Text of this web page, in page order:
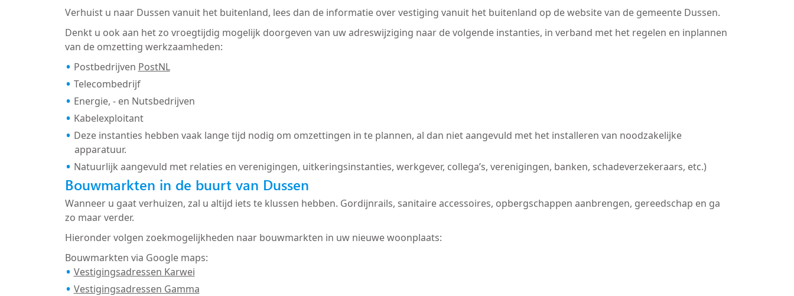
Verhuist u naar Dussen vanuit het buitenland, lees dan de informatie over vestiging vanuit het buitenland op de website van de gemeente Dussen.
Denkt u ook aan het zo vroegtijdig mogelijk doorgeven van uw adreswijziging naar de volgende instanties, in verband met het regelen en inplannen
van de omzetting werkzaamheden:
Postbedrijven PostNL
Telecombedrijf
Energie, - en Nutsbedrijven
Kabelexploitant
Deze instanties hebben vaak lange tijd nodig om omzettingen in te plannen, al dan niet aangevuld met het installeren van noodzakelijke
apparatuur.
Natuurlijk aangevuld met relaties en verenigingen, uitkeringsinstanties, werkgever, collega’s, verenigingen, banken, schadeverzekeraars, etc.)
Bouwmarkten in de buurt van Dussen
Wanneer u gaat verhuizen, zal u altijd iets te klussen hebben. Gordijnrails, sanitaire accessoires, opbergschappen aanbrengen, gereedschap en ga
zo maar verder.
Hieronder volgen zoekmogelijkheden naar bouwmarkten in uw nieuwe woonplaats:
Bouwmarkten via Google maps:
Vestigingsadressen Karwei
Vestigingsadressen Gamma